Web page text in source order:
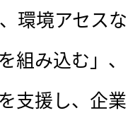
環境アセス
組み込む」
支援し、企